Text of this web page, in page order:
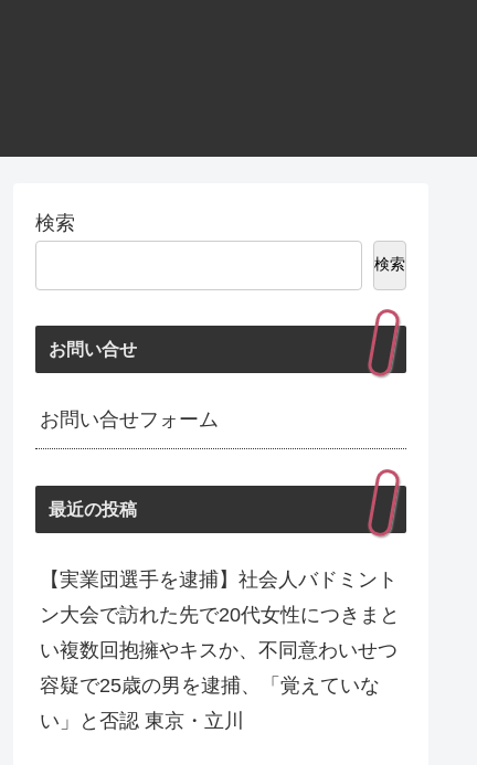
検索
検索
お問い合せ
お問い合せフォーム
最近の投稿
【実業団選手を逮捕】社会人バドミント
ン大会で訪れた先で20代女性につきまと
い複数回抱擁やキスか、不同意わいせつ
容疑で25歳の男を逮捕、「覚えていな
い」と否認 東京・立川